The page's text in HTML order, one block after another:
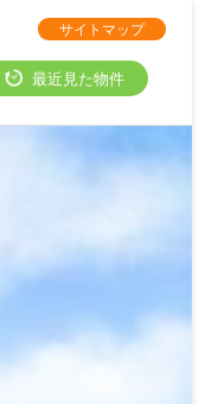
サイトマップ
最近見た物件